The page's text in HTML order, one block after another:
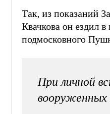
Так, из показаний
Квачкова он ездил
подмосковного
При личной
вооруженных